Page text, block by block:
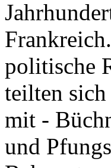
politische
teilten sich
mit -
und